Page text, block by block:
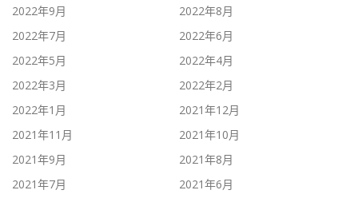
2022年9月
2022年8月
2022年7月
2022年6月
2022年5月
2022年4月
2022年3月
2022年2月
2022年1月
2021年12月
2021年11月
2021年10月
2021年9月
2021年8月
2021年7月
2021年6月